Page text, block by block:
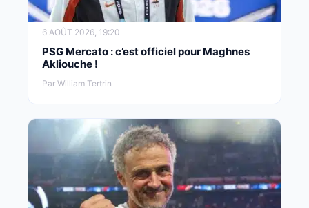
6 AOÛT 2026, 19:20
PSG Mercato : c’est officiel pour Maghnes
Akliouche !
Par William Tertrin